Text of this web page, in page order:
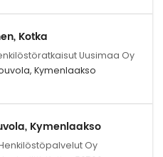
Kotka
Uusimaa Oy
Kymenlaakso
Kymenlaakso
Oy